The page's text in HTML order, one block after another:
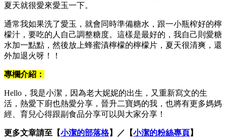
夏天就很愛來愛玉一下。
通常我如果洗了愛玉，就會同時準備糖水，跟一小瓶榨好的檸
檬汁，要吃的人自己調整糖度。這樣是最好的，我自己則愛糖
水加一點點，然後放上蜂蜜漬檸檬的檸檬片，夏天很清爽，還
外加退火呀！！
專欄介紹：
Hello，我是小潔，因為老大妮妮的出生，又重新寫文的生
活，熱愛下廚也熱愛分享，晉升二寶媽的我，也將有更多媽媽
經、育兒心得跟副食品分享可以與大家分享！
更多文章請至【小潔的部落格】／【小潔的粉絲專頁】